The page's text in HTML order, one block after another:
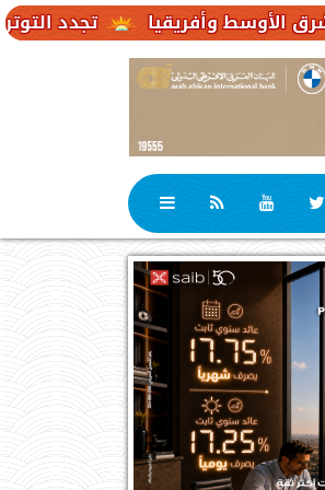
تجدد التوترات يخفض صادرات النفط
رياضة